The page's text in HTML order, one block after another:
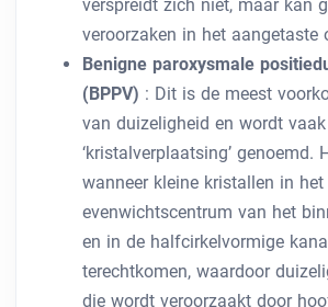
verspreidt zich niet, maar kan
veroorzaken in het aangetaste
Benigne paroxysmale
(BPPV) : Dit is de meest
van duizeligheid en wordt vaak
‘kristalverplaatsing’ genoemd.
wanneer kleine kristallen in het
evenwichtscentrum van het
en in de halfcirkelvormige
terechtkomen, waardoor
die wordt veroorzaakt door